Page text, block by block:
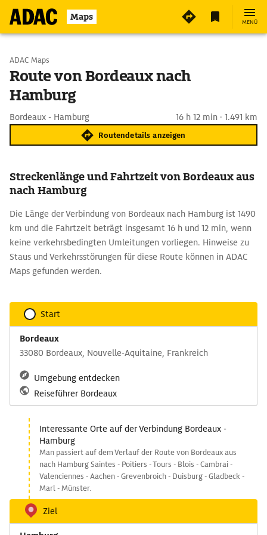
Maps MENÜ
Start wählen
Ziel eingeben
ADAC Maps
Route von Bordeaux nach
Hamburg
Bordeaux - Hamburg 16 h 12 min · 1.491 km
Routendetails anzeigen
Streckenlänge und Fahrtzeit von Bordeaux aus
nach Hamburg
Die Länge der Verbindung von Bordeaux nach Hamburg ist 1490
km und die Fahrtzeit beträgt insgesamt 16 h und 12 min, wenn
keine verkehrsbedingten Umleitungen vorliegen. Hinweise zu
Staus und Verkehrsstörungen für diese Route können in ADAC
Maps gefunden werden.
Start
Bordeaux
33080 Bordeaux, Nouvelle-Aquitaine, Frankreich
Umgebung entdecken
Reiseführer Bordeaux
Interessante Orte auf der Verbindung Bordeaux -
Hamburg
Man passiert auf dem Verlauf der Route von Bordeaux aus
nach Hamburg Saintes - Poitiers - Tours - Blois - Cambrai -
Valenciennes - Aachen - Grevenbroich - Duisburg - Gladbeck -
Marl - Münster.
Ziel